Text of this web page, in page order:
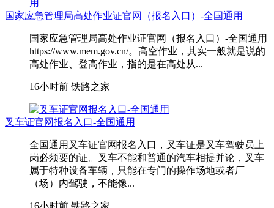
国家应急管理局高处作业证官网（报名入口）-全国通用
国家应急管理局高处作业证官网（报名入口）-全国通用
https://www.mem.gov.cn/。高空作业，其实一般就是说的
高处作业、登高作业，指的是在高处从...
16小时前 铁路之家
叉车证官网报名入口-全国通用
全国通用叉车证官网报名入口，叉车证是叉车驾驶员上
岗必须要的证。叉车不能和普通的汽车相提并论，叉车
属于特种设备车辆，只能在专门的操作场地或者厂
（场）内驾驶，不能像...
16小时前 铁路之家